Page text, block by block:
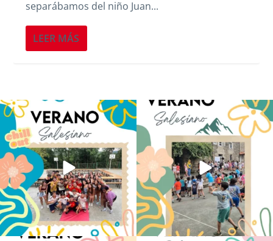
separábamos del niño Juan...
LEER MÁS
Los alumnos de 6º de Primaria, 1º y 2º
de la ESO...
145 2
La diversión y la alegría también se han
sentido...
93 0